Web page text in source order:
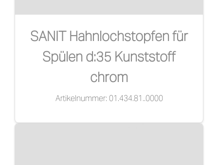
SANIT Hahnlochstopfen für
Spülen d:35 Kunststoff
chrom
Artikelnummer: 01.434.81..0000